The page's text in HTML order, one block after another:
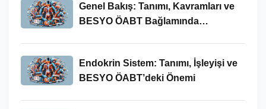
Genel Bakış: Tanımı, Kavramları ve
BESYO ÖABT Bağlamında
Endokrin Sistem: Tanımı, İşleyişi ve
BESYO ÖABT’deki Önemi